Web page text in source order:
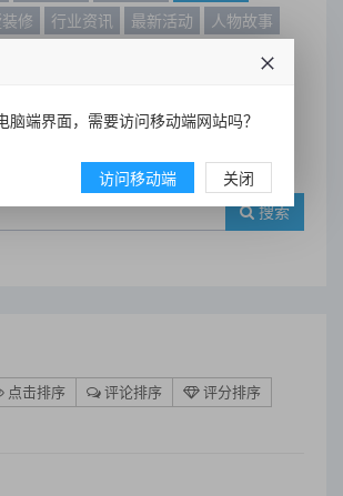
修 行业资讯 最新活动
人物故事
搜索
点击排序 评论排序
评分排序
脑端界面，需要访问移动端网站吗？
访问移动端 关闭